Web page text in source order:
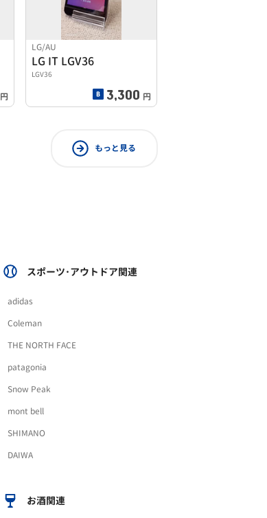
円
LG/AU
LG IT LGV36
LGV36
3,300 円
もっと見る
スポーツ･アウトドア関連
adidas
Coleman
THE NORTH FACE
patagonia
Snow Peak
mont bell
SHIMANO
DAIWA
お酒関連